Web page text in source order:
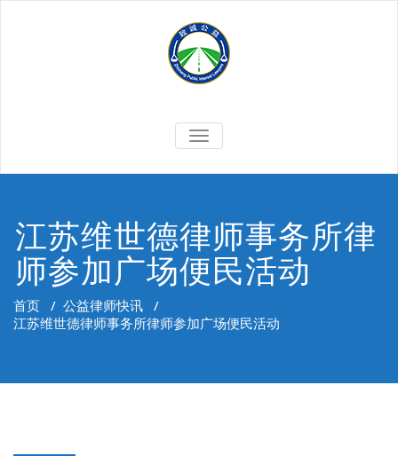
切
换
江苏维世德律师事务所律
师参加广场便民活动
首页 / 公益律师快讯 /
江苏维世德律师事务所律师参加广场便民活动